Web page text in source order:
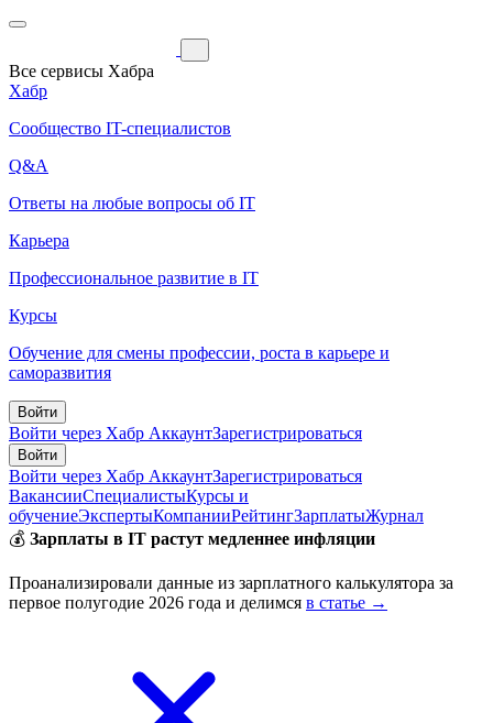
Все сервисы Хабра
Хабр
Сообщество IT-специалистов
Q&A
Ответы на любые вопросы об IT
Карьера
Профессиональное развитие в IT
Курсы
Обучение для смены профессии, роста в карьере и
саморазвития
Войти
Войти через Хабр АккаунтЗарегистрироваться
Войти
Войти через Хабр АккаунтЗарегистрироваться
ВакансииСпециалистыКурсы и
обучениеЭкспертыКомпанииРейтингЗарплатыЖурнал
💰 Зарплаты в IT растут медленнее инфляции
Проанализировали данные из зарплатного калькулятора за
первое полугодие 2026 года и делимся в статье →